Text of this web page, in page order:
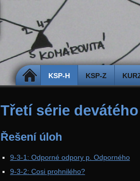
DOMŮ KSP-H KSP-Z
Třetí série
Řešení úloh
9-3-1: Odporné odpory p. Odporného
9-3-2: Cosi prohnilého?